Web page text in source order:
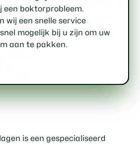
woning of gebouw om de
boktorprobleem vast te
te bepalen.
waarmee we zowel het
beschermen.
boktoroverlast kunt
bent van een succesvol
een boktorprobleem.
wij een snelle service
mogelijk bij u zijn om uw
aan te pakken.
is een gespecialiseerd